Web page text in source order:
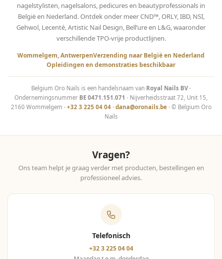
nagelstylisten, nagelsalons, pedicures en beautyprofessionals in
België en Nederland. Ontdek onder meer CND™, ORLY, IBD, NSI,
Gehwol, Lecenté, Artistic Nail Design, Bell’ure en L&G, waaronder
verschillende TPO-vrije productlijnen.
Wommelgem, AntwerpenVerzending naar België en Nederland
Opleidingen en demonstraties beschikbaar
Belgium Oro Nails is een handelsnaam van Royal Nails BV·
Ondernemingsnummer BE 0471.151.071 · Nijverheidsstraat 72, Unit 15,
2160 Wommelgem · +32 3 225 04 04· dana@oronails.be· © Belgium Oro
Nails
Vragen?
Ons team helpt je graag verder met producten, bestellingen en
professioneel advies.
Telefonisch
+32 3 225 04 04